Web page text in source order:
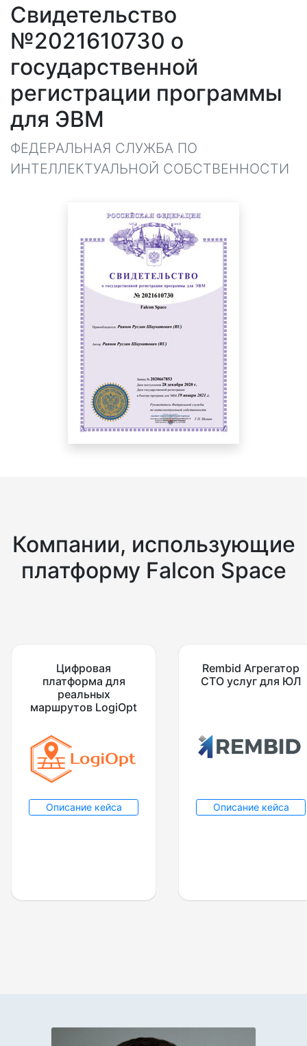
Свидетельство
№2021610730 о
государственной
регистрации программы
для ЭВМ
ФЕДЕРАЛЬНАЯ СЛУЖБА ПО
ИНТЕЛЛЕКТУАЛЬНОЙ СОБСТВЕННОСТИ
Компании, использующие
платформу Falcon Space
Цифровая
платформа для
реальных
маршрутов LogiOpt
Описание кейса
Rembid Агрегатор
СТО услуг для ЮЛ
Описание кейса